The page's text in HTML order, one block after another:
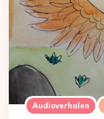
Audioverhalen